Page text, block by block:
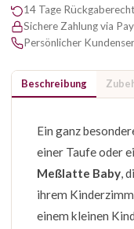
14 Tage Rückgaberecht
Sichere Zahlung via
Persönlicher
Beschreibung
Ein ganz
einer Taufe oder
Meßlatte Baby,
ihrem
einem kleinen